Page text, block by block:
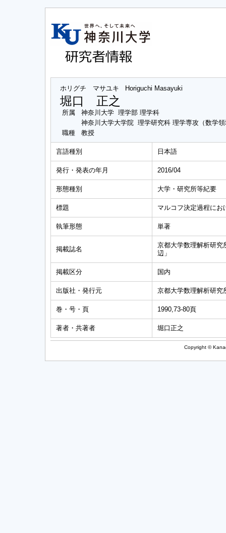
ホリグチ マサユキ Horiguchi Masayuki
堀口 正之
所属
神奈川大学 理学部 理学科
神奈川大学大学院 理学研究科 理学専攻（数学
職種
教授
言語種別 日本語
発行・発表の年月 2016/04
形態種別 大学・研究所等紀要
標題 マルコフ決定過程にお
執筆形態 単著
掲載誌名
京都大学数理解析研究
辺」
掲載区分 国内
出版社・発行元 京都大学数理解析研究
巻・号・頁 1990,73-80頁
著者・共著者 堀口正之
Copyright ©